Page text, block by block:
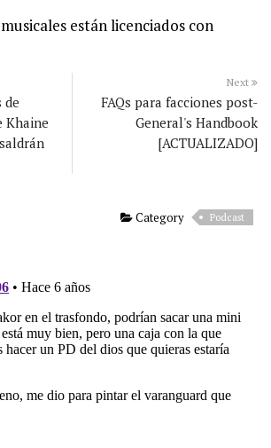
están licenciados con
de
Khaine
Next
FAQs para facciones post-
General's Handbook
[ACTUALIZADO]
Category Podcast